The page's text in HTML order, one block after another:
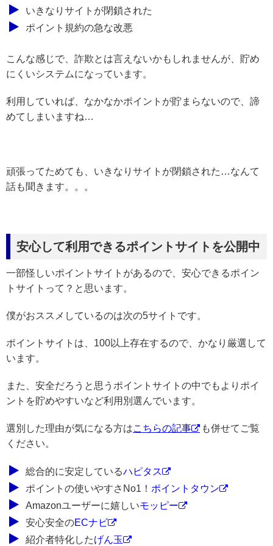
いきなりサイトが閉鎖された
ポイント規約の急な改悪
こんな感じで、詐欺とは言えないかもしれませんが、貯め
にくいシステムになっています。
利用していれば、なかなかポイントが貯まらないので、諦
めてしまいますね…
頑張ってためても、いきなりサイトが閉鎖された…なんて
話も聞きます。。。
安心して利用できるポイントサイトを公開中
一部怪しいポイントサイトがあるので、安心できるポイン
トサイトって？と思います。
僕がおススメしているのは次の5サイトです。
ポイントサイトは、100以上存在するので、かなり厳選して
います。
また、安全だろうと思うポイントサイトの中でもよりポイ
ントを貯めやすいなど利用別選んでいます。
選別した理由が気になる方はこちらの記事
も併せてご覧
ください。
総合的に安定しているハピタス
ポイントの使いやすさNo1！ ポイントタウン
Amazonユーザーに嬉しいモッピー
安心安全のECナビ
紹介者特化したげん玉